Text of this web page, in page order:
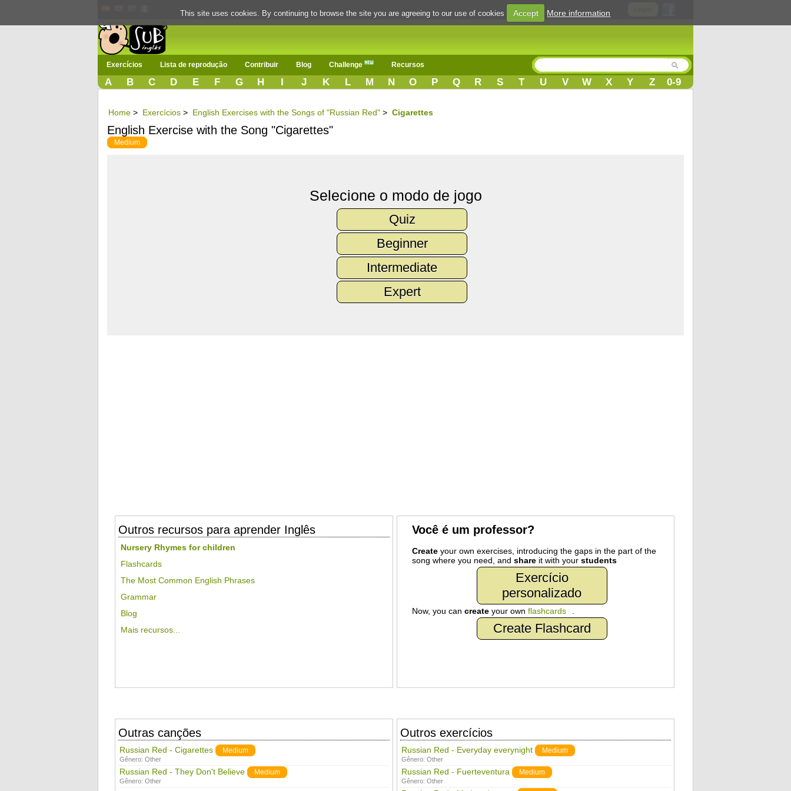
Exercícios Lista de reprodução Contribuir Blog Challenge Recursos
A B C D E F G H I J K L M N O P Q R S T U V W X Y Z 0-9
Home > Exercícios > English Exercises with the Songs of "Russian Red" > Cigarettes
English Exercise with the Song "Cigarettes"
Medium
Selecione o modo de jogo
Quiz
Beginner
Intermediate
Expert
Outros recursos para aprender Inglês
Nursery Rhymes for children
Flashcards
The Most Common English Phrases
Grammar
Blog
Mais recursos...
Você é um professor?
Createyour own exercises, introducing the gaps in the part of the
song where you need, and shareit with your students
Exercício
personalizado
Now, you can createyour own flashcards
Create Flashcard
Outras canções
Russian Red - Cigarettes Medium
Gênero: Other
Russian Red - They Don't Believe Medium
Gênero: Other
Outros exercícios
Russian Red - Everyday everynight Medium
Gênero: Other
Russian Red - Fuerteventura Medium
Gênero: Other
This site uses cookies. By continuing to browse the site you are agreeing to our use of cookies Accept More information